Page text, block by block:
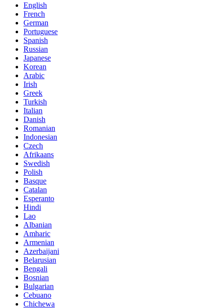
English
French
German
Portuguese
Spanish
Russian
Japanese
Korean
Arabic
Irish
Greek
Turkish
Italian
Danish
Romanian
Indonesian
Czech
Afrikaans
Swedish
Polish
Basque
Catalan
Esperanto
Hindi
Lao
Albanian
Amharic
Armenian
Azerbaijani
Belarusian
Bengali
Bosnian
Bulgarian
Cebuano
Chichewa